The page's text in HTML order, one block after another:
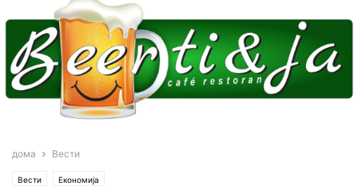
дома Вести
Вести Економија